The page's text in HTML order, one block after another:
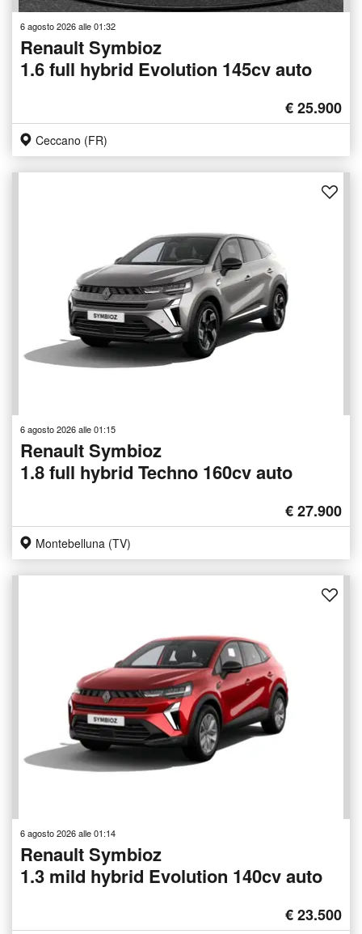
6 agosto 2026 alle 01:32
Renault Symbioz
1.6 full hybrid Evolution 145cv auto
€ 25.900
Ceccano (FR)
6 agosto 2026 alle 01:15
Renault Symbioz
1.8 full hybrid Techno 160cv auto
€ 27.900
Montebelluna (TV)
6 agosto 2026 alle 01:14
Renault Symbioz
1.3 mild hybrid Evolution 140cv auto
€ 23.500